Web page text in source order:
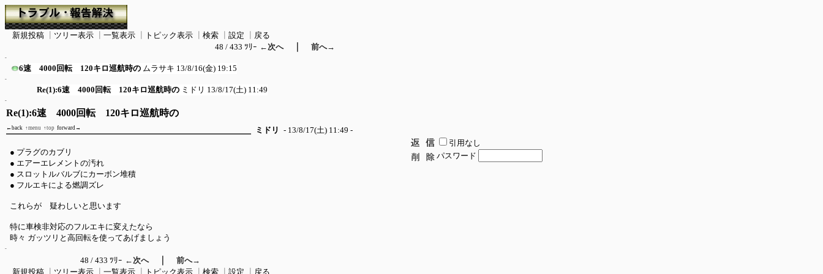
新規投稿 ツリー表示 一覧表示 トピック表示 検索 設定
戻る
48 / 433 ﾂﾘｰ ←次へ｜ 前へ→
6速 4000回転 120キロ巡航時の ムラサキ 13/8/16(金) 19:15
Re(1):6速 4000回転 120キロ巡航時の ミドリ 13/8/17(土) 11:49
Re(1):6速 4000回転 120キロ巡航時の
←back ↑menu ↑top forward→ ミドリ - 13/8/17(土) 11:49 -
● プラグのカブリ
● エアーエレメントの汚れ
● スロットルバルブにカーボン堆積
● フルエキによる燃調ズレ
これらが 疑わしいと思います
特に車検非対応のフルエキに変えたなら
時々 ガッツリと高回転を使ってあげましょう
引用なし
パスワード
48 / 433 ﾂﾘｰ ←次へ｜ 前へ→
新規投稿
ツリー表示 一覧表示 トピック表示 検索 設定
戻る